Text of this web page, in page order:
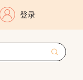
登录